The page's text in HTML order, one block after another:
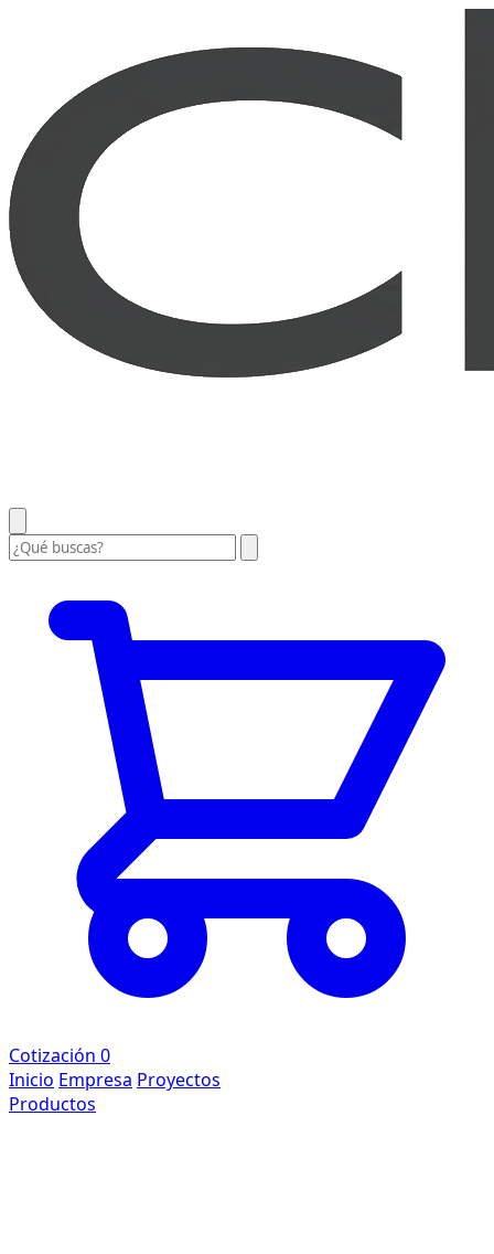
Cotización 0
Inicio Empresa Proyectos
Productos